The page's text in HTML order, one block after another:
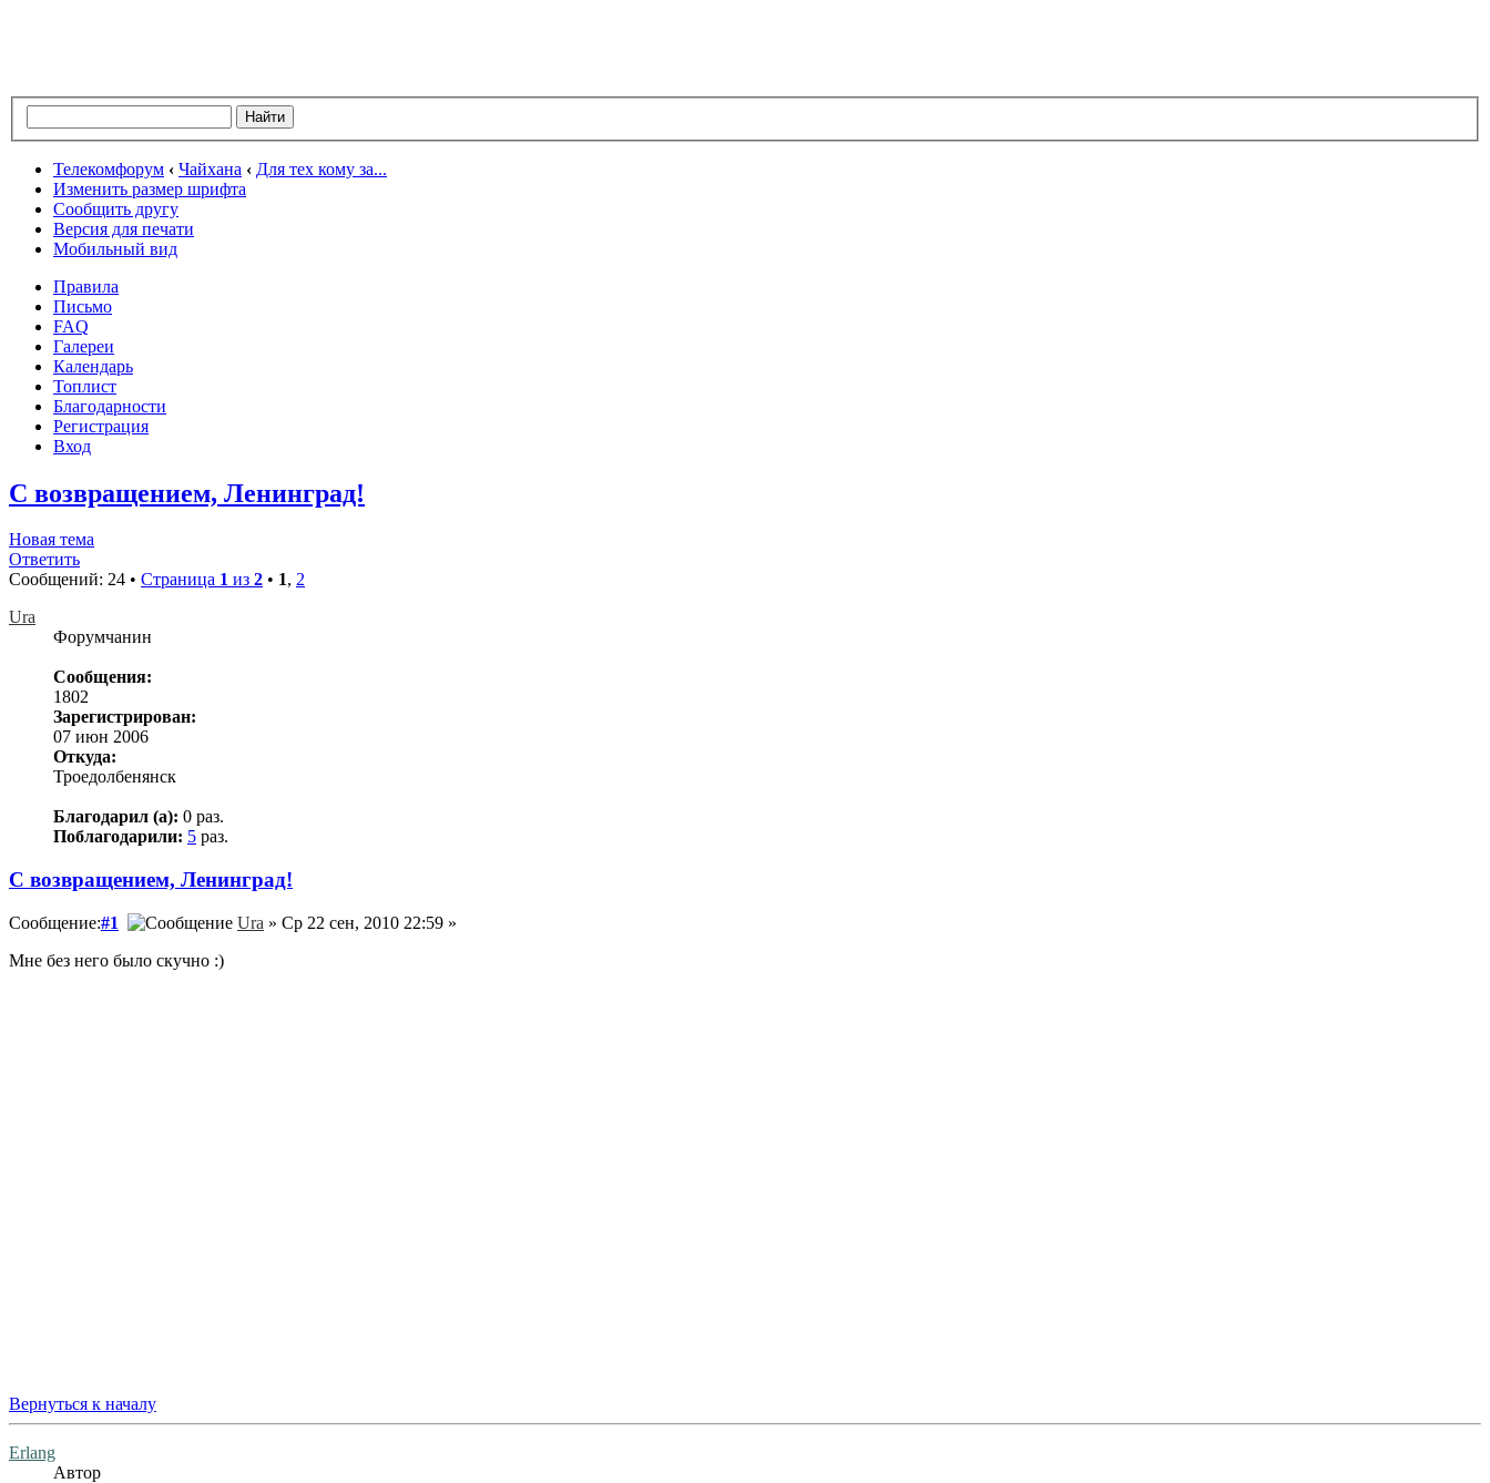
Телекомфорум ‹ Чайхана ‹ Для тех кому за...
Изменить размер шрифта
Сообщить другу
Версия для печати
Мобильный вид
Правила
Письмо
FAQ
Галереи
Календарь
Топлист
Благодарности
Регистрация
Вход
С возвращением, Ленинград!
Новая тема
Ответить
Сообщений: 24 • Страница 1 из 2 • 1, 2
Ura
Форумчанин
Сообщения:
1802
Зарегистрирован:
07 июн 2006
Откуда:
Троедолбенянск
Благодарил (а): 0 раз.
Поблагодарили: 5 раз.
С возвращением, Ленинград!
Сообщение:#1 Ura » Ср 22 сен, 2010 22:59 »
Мне без него было скучно :)
Вернуться к началу
Erlang
Автор